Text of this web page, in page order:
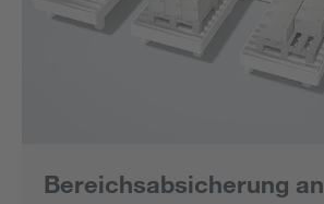
Bereichsabsicherung an